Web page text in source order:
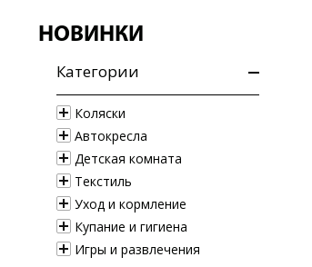
НОВИНКИ
Категории
Коляски
Автокресла
Детская комната
Текстиль
Уход и кормление
Купание и гигиена
Игры и развлечения